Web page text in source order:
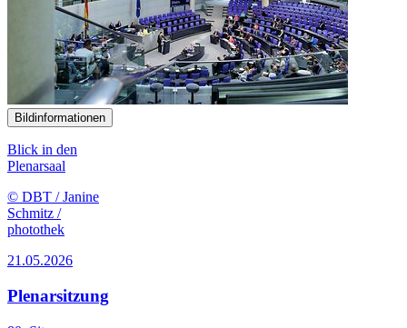
Bildinformationen
Blick in den
Plenarsaal
© DBT / Janine
Schmitz /
photothek
21.05.2026
Plenarsitzung